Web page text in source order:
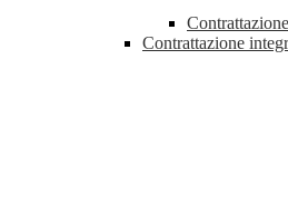
Contrattazione